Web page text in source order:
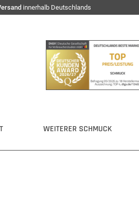
innerhalb Deutschlands
WEITERER SCHMUCK